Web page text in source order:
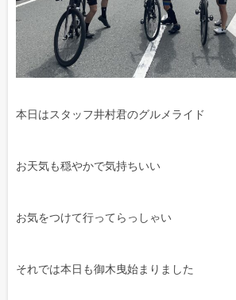
本日はスタッフ井村君のグルメライド
お天気も穏やかで気持ちいい
お気をつけて行ってらっしゃい
それでは本日も御木曳始まりました